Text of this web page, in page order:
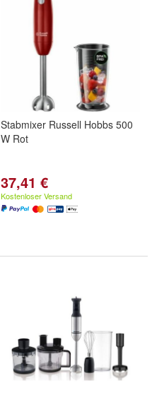
Stabmixer Russell Hobbs 500
W Rot
37,41 €
Kostenloser Versand